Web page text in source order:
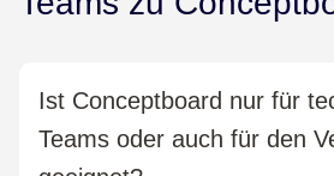
Ist Conceptboard nur für
Teams oder auch für den